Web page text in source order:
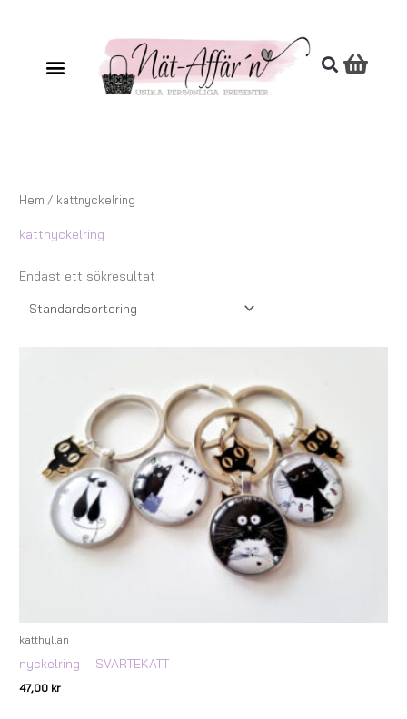
Hem / kattnyckelring
kattnyckelring
Endast ett sökresultat
katthyllan
nyckelring – SVARTEKATT
47,00 kr